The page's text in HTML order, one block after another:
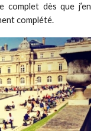
complet dès que j’en
complété.